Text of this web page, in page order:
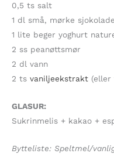
0,5 ts salt
1 dl små, mørke
1 lite beger yoghurt
2 ss peanøttsmør
2 dl vann
2 ts vaniljeekstrakt (eller
GLASUR:
Sukrinmelis + kakao +
Bytteliste: Speltmel/